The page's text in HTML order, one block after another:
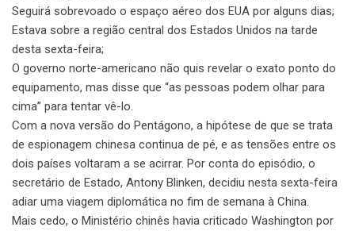
Seguirá sobrevoado o espaço aéreo dos EUA por alguns dias;
Estava sobre a região central dos Estados Unidos na tarde
desta sexta-feira;
O governo norte-americano não quis revelar o exato ponto do
equipamento, mas disse que “as pessoas podem olhar para
cima” para tentar vê-lo.
Com a nova versão do Pentágono, a hipótese de que se trata
de espionagem chinesa continua de pé, e as tensões entre os
dois países voltaram a se acirrar. Por conta do episódio, o
secretário de Estado, Antony Blinken, decidiu nesta sexta-feira
adiar uma viagem diplomática no fim de semana à China.
Mais cedo, o Ministério chinês havia criticado Washington por